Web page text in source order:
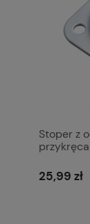
Stoper z
25,99 zł